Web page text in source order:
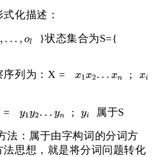
化描述：
}状态集合为S={
序列为：X =
;
=
;
属于S
：属于由字构词的分词方
思想，就是将分词问题转化